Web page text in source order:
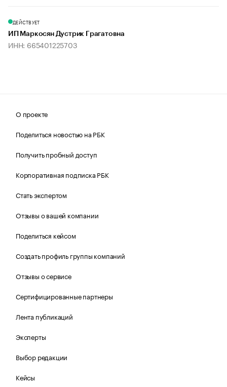
ДЕЙСТВУЕТ
ИП Маркосян Дустрик Грагатовна
ИНН: 665401225703
О проекте
Поделиться новостью на РБК
Получить пробный доступ
Корпоративная подписка РБК
Стать экспертом
Отзывы о вашей компании
Поделиться кейсом
Создать профиль группы компаний
Отзывы о сервисе
Сертифицированные партнеры
Лента публикаций
Эксперты
Выбор редакции
Кейсы